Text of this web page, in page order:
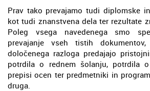
Prav tako prevajamo tudi diplomske
kot tudi znanstvena dela ter rezultate
Poleg vsega navedenega smo
prevajanje vseh tistih
določenega razloga predajajo
potrdila o rednem šolanju, potrdila
prepisi ocen ter predmetniki in
druga.